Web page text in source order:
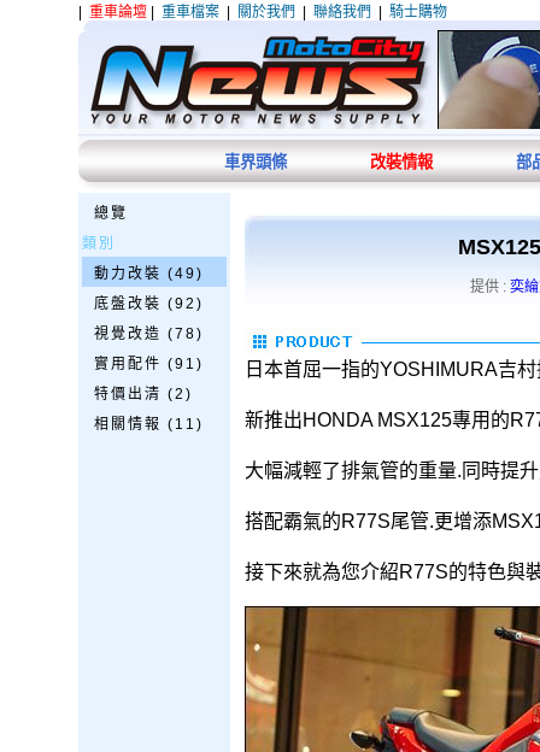
重車論壇 重車檔案 關於我們 聯絡我們 騎士購物
車界頭條 改裝情報 部
總覽
類別
動力改裝 (49)
底盤改裝 (92)
視覺改造 (78)
實用配件 (91)
特價出清 (2)
相關情報 (11)
提供 : 奕
日本首屈一指的YOSHIMURA吉
新推出HONDA MSX125專用的
大幅減輕了排氣管的重量.同時提
搭配霸氣的R77S尾管.更增添
接下來就為您介紹R77S的特色與